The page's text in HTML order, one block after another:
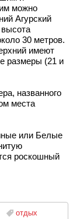
можно
Агурский
высота
30 метров.
имеют
размеры (21 и
названного
места
или Белые
роскошный
отдых